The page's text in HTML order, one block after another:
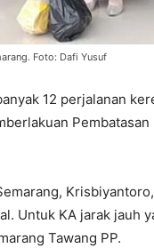
Foto: Dafi Yusuf
12 perjalanan
Untuk KA jarak jauh
Tawang PP.